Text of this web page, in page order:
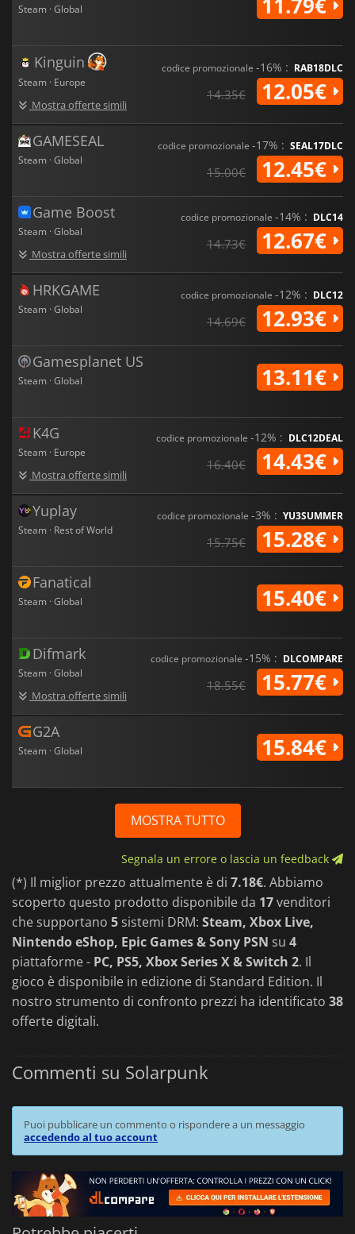
Steam · Global
Kinguin
Steam · Europe
Mostra offerte simili
codice promozionale -16% : RAB18DLC
14.35€ 12.05€
GAMESEAL
Steam · Global
codice promozionale -17% : SEAL17DLC
15.00€ 12.45€
Game Boost
Steam · Global
Mostra offerte simili
codice promozionale -14% : DLC14
14.73€ 12.67€
HRKGAME
Steam · Global
codice promozionale -12% : DLC12
14.69€ 12.93€
Gamesplanet US
Steam · Global 13.11€
K4G
Steam · Europe
Mostra offerte simili
codice promozionale -12% : DLC12DEAL
16.40€ 14.43€
Yuplay
Steam · Rest of World
codice promozionale -3% : YU3SUMMER
15.75€ 15.28€
Fanatical
Steam · Global 15.40€
Difmark
Steam · Global
Mostra offerte simili
codice promozionale -15% : DLCOMPARE
18.55€ 15.77€
G2A
Steam · Global 15.84€
MOSTRA TUTTO
Segnala un errore o lascia un feedback
(*) Il miglior prezzo attualmente è di 7.18€. Abbiamo
scoperto questo prodotto disponibile da 17venditori
che supportano 5 sistemi DRM: Steam, Xbox Live,
Nintendo eShop, Epic Games & Sony PSN su 4
piattaforme - PC, PS5, Xbox Series X & Switch 2. Il
gioco è disponibile in edizione di Standard Edition. Il
nostro strumento di confronto prezzi ha identificato 38
offerte digitali.
Commenti su Solarpunk
Puoi pubblicare un commento o rispondere a un messaggio
accedendo al tuo account